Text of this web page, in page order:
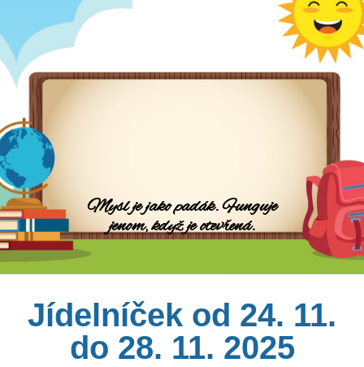
Mysl je jako padák. Funguje
jenom, když je otevřená.
Jídelníček od 24. 11.
do 28. 11. 2025